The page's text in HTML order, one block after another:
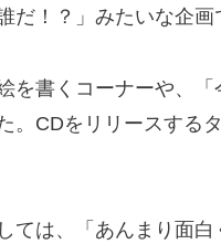
！？」みたいな企画
を書くコーナーや、
。CDをリリースする
ては、「あんまり面白